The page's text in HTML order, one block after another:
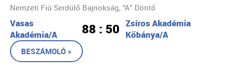
Nemzeti Fiú Serdülő Bajnokság, “A” Döntő
Vasas
Akadémia/A
88 : 50 Zsíros Akadémia
Kőbánya/A
BESZÁMOLÓ »